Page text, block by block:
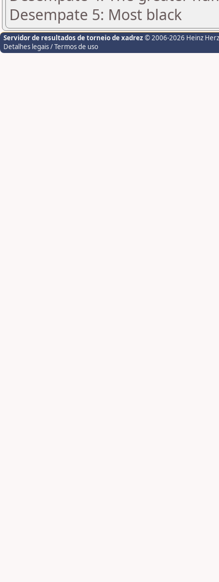
Desempate 5: Most black
Servidor de resultados de torneio de xadrez © 2006-2026 Heinz
Detalhes legais / Termos de uso